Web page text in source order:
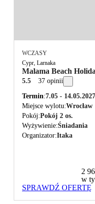
WCZASY
Cypr, Larnaka
Malama Beach
5.5 37 opinii
Termin 7.05 - 14.05.2027
Miejsce wylotu Wrocław
Pokój Pokój 2 os.
Wyżywienie Śniadania
Organizator Itaka
2
w
SPRAWDŹ OFERTĘ